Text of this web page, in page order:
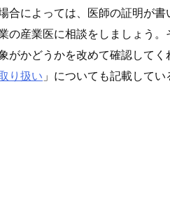
合によっては、医師の証明が
の産業医に相談をしましょう
がかどうかを改めて確認して
り扱い 」についても記載してい